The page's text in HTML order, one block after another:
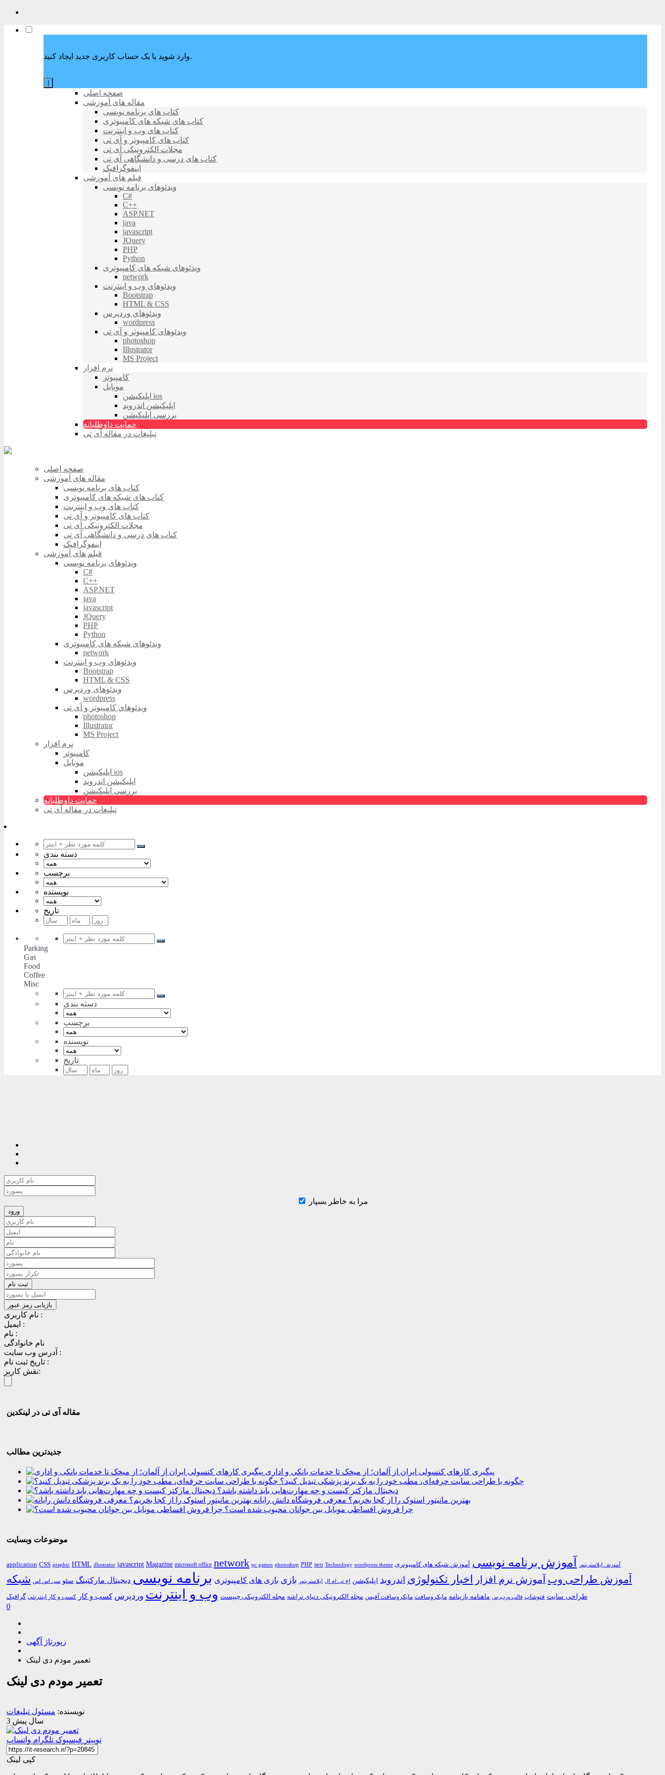
وارد شوید یا یک حساب کاربری جدید ایجاد کنید.
صفحه اصلی
مقاله های آموزشی
کتاب های برنامه نویسی
کتاب های شبکه های کامپیوتری
کتاب های وب و اینترنت
کتاب های کامپیوتر و آی تی
مجلات الکترونیکی آی تی
کتاب های درسی و دانشگاهی آی تی
اینفوگرافیک
فیلم های آموزشی
ویدئوهای برنامه نویسی
C#
C++
ASP.NET
java
javascript
JQuery
PHP
Python
ویدئوهای شبکه های کامپیوتری
network
ویدئوهای وب و اینترنت
Bootstrap
HTML & CSS
ویدئوهای وردپرس
wordpress
ویدئوهای کامپیوتر و آی تی
photoshop
Illustrator
MS Project
نرم افزار
کامپیوتر
موبایل
اپلیکیشن ios
اپلیکیشن اندروید
بررسی اپلیکیشن
حمایت داوطلبانه
تبلیغات در مقاله آی تی
صفحه اصلی
مقاله های آموزشی
کتاب های برنامه نویسی
کتاب های شبکه های کامپیوتری
کتاب های وب و اینترنت
کتاب های کامپیوتر و آی تی
مجلات الکترونیکی آی تی
کتاب های درسی و دانشگاهی آی تی
اینفوگرافیک
فیلم های آموزشی
ویدئوهای برنامه نویسی
C#
C++
ASP.NET
java
javascript
JQuery
PHP
Python
ویدئوهای شبکه های کامپیوتری
network
ویدئوهای وب و اینترنت
Bootstrap
HTML & CSS
ویدئوهای وردپرس
wordpress
ویدئوهای کامپیوتر و آی تی
photoshop
Illustrator
MS Project
نرم افزار
کامپیوتر
موبایل
اپلیکیشن ios
اپلیکیشن اندروید
بررسی اپلیکیشن
حمایت داوطلبانه
تبلیغات در مقاله آی تی
دسته بندی
برچسب
نویسنده
تاریخ
Parking
Gas
Food
Coffee
Misc
دسته بندی
برچسب
نویسنده
تاریخ
مرا به خاطر بسپار
نام کاربری :
ایمیل :
نام :
نام خانوادگی
آدرس وب سایت :
تاریخ ثبت نام :
نقش کاربر:
مقاله آی تی در لینکدین
جدیدترین مطالب
پیگیری کارهای کنسولی ایران از آلمان؛ از میخک تا خدمات بانکی و اداری
چگونه با طراحی سایت حرفه‌ای، مطب خود را به یک برند پزشکی تبدیل کنید؟
دیجیتال مارکتر کیست و چه مهارت‌هایی باید داشته باشد؟
بهترین مانیتور استوک را از کجا بخریم؟ معرفی فروشگاه دانش رایانه
چرا فروش اقساطی موبایل بین جوانان محبوب شده است؟
موضوعات وبسایت
application CSS graphic HTML illustrator javascript Magazine microsoft office network pc games photoshop PHP seo Technology wordpress theme آموزش ایلاستریتور آموزش برنامه نویسی آموزش شبکه های کامپیوتری
آموزش طراحی وب آموزش نرم افزار اخبار تکنولوژی اندروید اپلیکیشن اچ تی ام ال ایلاستریتور بازی بازی های کامپیوتری برنامه نویسی دیجیتال مارکتینگ سئو سی اس اس شبکه
طراحی سایت فتوشاپ قالب وردپرس ماهنامه بازینامه مایکروسافت مایکروسافت آفیس مجله الکترونیکی دنیای تراشه مجله الکترونیکی چیپست وب و اینترنت وردپرس کسب و کار کسب و کار اینترنتی گرافیک
0
رپورتاژ آگهی
تعمیر مودم دی لینک
تعمیر مودم دی لینک
نویسنده: مسئول تبلیغات
3 سال پیش
توییتر فیسبوک تلگرام واتساپ
کپی لینک